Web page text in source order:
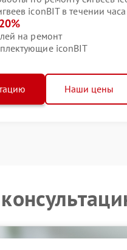
iconBIT в течении часа
20%
на ремонт
iconBIT
Наши цены